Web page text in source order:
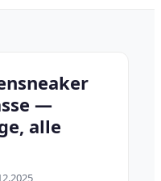
—
alle